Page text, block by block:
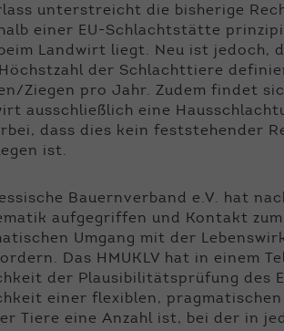
unterstreicht die bisherige
einer EU-Schlachtstätte
Landwirt liegt. Neu ist jedoch,
der Schlachttiere
Ziegen pro Jahr. Zudem findet
ausschließlich eine
dass dies kein feststehender
ist.
Bauernverband e.V. hat
aufgegriffen und Kontakt zum
Umgang mit der
Das HMUKLV hat in einem
der Plausibilitätsprüfung des
einer flexiblen,
Tiere eine Anzahl ist, bei der in